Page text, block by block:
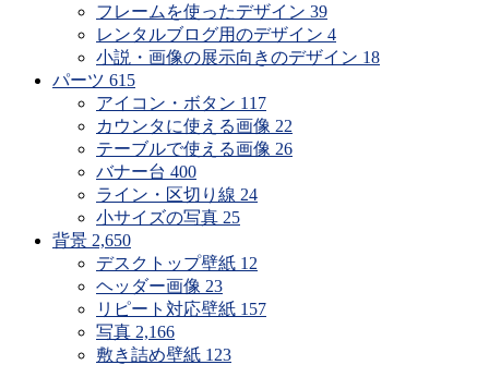
フレームを使ったデザイン 39
レンタルブログ用のデザイン 4
小説・画像の展示向きのデザイン 18
パーツ 615
アイコン・ボタン 117
カウンタに使える画像 22
テーブルで使える画像 26
バナー台 400
ライン・区切り線 24
小サイズの写真 25
背景 2,650
デスクトップ壁紙 12
ヘッダー画像 23
リピート対応壁紙 157
写真 2,166
敷き詰め壁紙 123